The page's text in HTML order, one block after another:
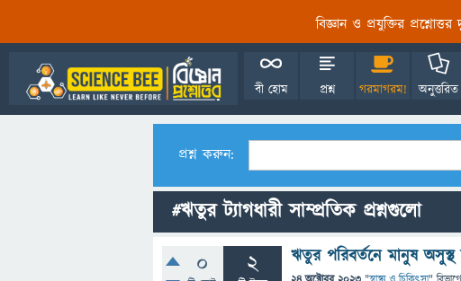
বিজ্ঞান ও প্রযুক্তির
বী হোম প্রশ্ন গরমাগরম! অনুত্তরিত
প্রশ্ন করুন:
#ঋতুর ট্যাগধারী সাম্প্রতিক প্রশ্নগুলো
0 2 ঋতুর পরিবর্তনে মানুষ